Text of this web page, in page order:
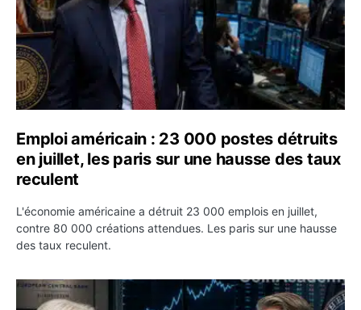
Emploi américain : 23 000 postes détruits
en juillet, les paris sur une hausse des taux
reculent
L'économie américaine a détruit 23 000 emplois en juillet,
contre 80 000 créations attendues. Les paris sur une hausse
des taux reculent.
Yen : Washington a vendu des euros sans prévenir la